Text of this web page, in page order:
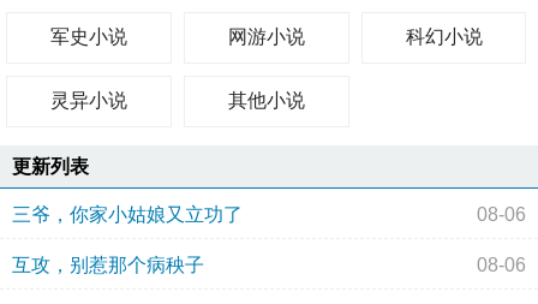
军史小说 网游小说 科幻小说
灵异小说 其他小说
更新列表
三爷，你家小姑娘又立功了 08-06
互攻，别惹那个病秧子 08-06